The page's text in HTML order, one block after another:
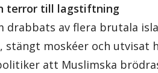
terror till lagstiftning
drabbats av flera brutala
stängt moskéer och utvisat
att Muslimska